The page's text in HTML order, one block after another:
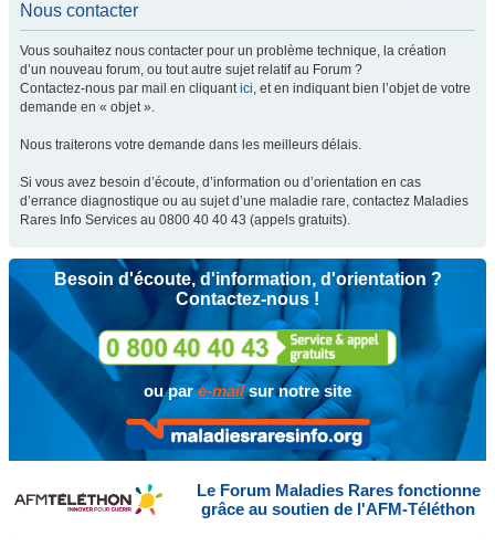
Nous contacter
Vous souhaitez nous contacter pour un problème technique, la création
d’un nouveau forum, ou tout autre sujet relatif au Forum ?
Contactez-nous par mail en cliquantici, et en indiquant bien l’objet de votre
demande en « objet ».
Nous traiterons votre demande dans les meilleurs délais.
Si vous avez besoin d’écoute, d’information ou d’orientation en cas
d’errance diagnostique ou au sujet d’une maladie rare, contactez Maladies
Rares Info Services au 0800 40 40 43 (appels gratuits).
Besoin d'écoute, d'information, d'orientation ?
Contactez-nous !
ou pare-mailsur notre site
Le Forum Maladies Rares fonctionne
grâce au soutien de l'AFM-Téléthon